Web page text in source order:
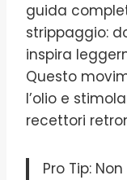
guida
strippaggio:
inspira
Questo
l’olio e
recettori
Pro Tip: